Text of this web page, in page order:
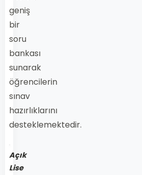
geniş
bir
soru
bankası
sunarak
öğrencilerin
sınav
hazırlıklarını
desteklemektedir.
Açık
Lise